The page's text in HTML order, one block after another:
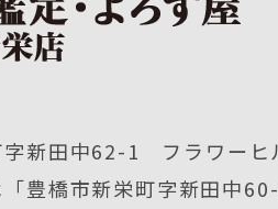
字新田中62-1 フラワーヒ
豊橋市新栄町字新田中